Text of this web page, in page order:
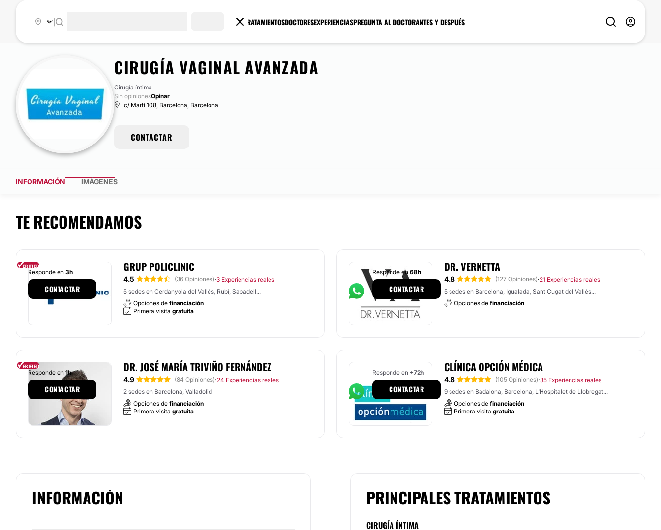
TRATAMIENTOSDOCTORESEXPERIENCIASPREGUNTA AL DOCTORANTES Y DESPUÉS
CIRUGÍA VAGINAL AVANZADA
Cirugía íntima
Sin opinionesOpinar
c/ Martí 108, Barcelona, Barcelona
CONTACTAR
INFORMACIÓN IMÁGENES
TE RECOMENDAMOS
GRUP POLICLINIC
4.5 (36 Opiniones)·3 Experiencias reales
5 sedes en Cerdanyola del Vallès, Rubí, Sabadell...
Opciones de financiación
Primera visita gratuita
Responde en 3h
CONTACTAR
DR. VERNETTA
4.8 (127 Opiniones)·21 Experiencias reales
5 sedes en Barcelona, Igualada, Sant Cugat del Vallès...
Opciones de financiación
Responde en 68h
CONTACTAR
DR. JOSÉ MARÍA TRIVIÑO FERNÁNDEZ
4.9 (84 Opiniones)·24 Experiencias reales
2 sedes en Barcelona, Valladolid
Opciones de financiación
Primera visita gratuita
Responde en 1h
CONTACTAR
CLÍNICA OPCIÓN MÉDICA
4.8 (105 Opiniones)·35 Experiencias reales
9 sedes en Badalona, Barcelona, L'Hospitalet de Llobregat...
Opciones de financiación
Primera visita gratuita
Responde en +72h
CONTACTAR
INFORMACIÓN PRINCIPALES TRATAMIENTOS
CIRUGÍA ÍNTIMA